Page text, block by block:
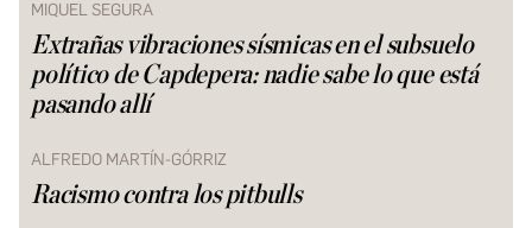
MIQUEL SEGURA
Extrañas vibraciones sísmicas en el subsuelo
político de Capdepera: nadie sabe lo que está
pasando allí
ALFREDO MARTÍN-GÓRRIZ
Racismo contra los pitbulls